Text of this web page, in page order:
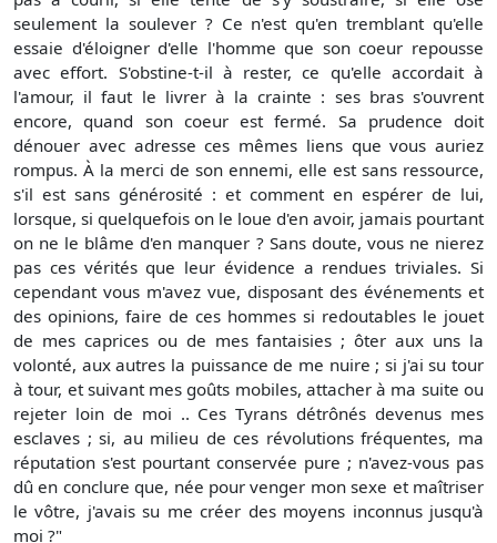
seulement la soulever ? Ce n'est qu'en tremblant qu'elle
essaie d'éloigner d'elle l'homme que son coeur repousse
avec effort. S'obstine-t-il à rester, ce qu'elle accordait à
l'amour, il faut le livrer à la crainte : ses bras s'ouvrent
encore, quand son coeur est fermé. Sa prudence doit
dénouer avec adresse ces mêmes liens que vous auriez
rompus. À la merci de son ennemi, elle est sans ressource,
s'il est sans générosité : et comment en espérer de lui,
lorsque, si quelquefois on le loue d'en avoir, jamais pourtant
on ne le blâme d'en manquer ? Sans doute, vous ne nierez
pas ces vérités que leur évidence a rendues triviales. Si
cependant vous m'avez vue, disposant des événements et
des opinions, faire de ces hommes si redoutables le jouet
de mes caprices ou de mes fantaisies ; ôter aux uns la
volonté, aux autres la puissance de me nuire ; si j'ai su tour
à tour, et suivant mes goûts mobiles, attacher à ma suite ou
rejeter loin de moi .. Ces Tyrans détrônés devenus mes
esclaves ; si, au milieu de ces révolutions fréquentes, ma
réputation s'est pourtant conservée pure ; n'avez-vous pas
dû en conclure que, née pour venger mon sexe et maîtriser
le vôtre, j'avais su me créer des moyens inconnus jusqu'à
moi ?"